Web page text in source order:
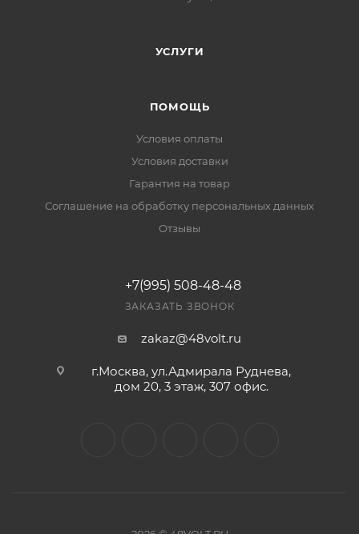
УСЛУГИ
ПОМОЩЬ
Условия оплаты
Условия доставки
Гарантия на товар
Соглашение на обработку персональных данных
Отзывы
+7(995) 508-48-48
ЗАКАЗАТЬ ЗВОНОК
zakaz@48volt.ru
г.Москва, ул.Адмирала Руднева,
дом 20, 3 этаж, 307 офис.